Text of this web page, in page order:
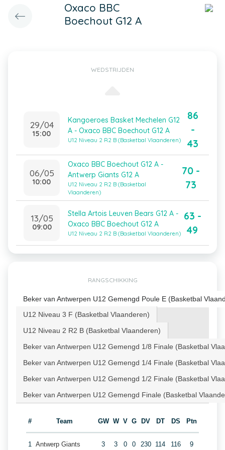
Oxaco BBC
Boechout G12 A
WEDSTRIJDEN
29/04
15:00
Kangoeroes Basket Mechelen G12
A - Oxaco BBC Boechout G12 A
U12 Niveau 2 R2 B (Basketbal Vlaanderen)
86
-
43
06/05
10:00
Oxaco BBC Boechout G12 A -
Antwerp Giants G12 A
U12 Niveau 2 R2 B (Basketbal
Vlaanderen)
70 -
73
13/05
09:00
Stella Artois Leuven Bears G12 A -
Oxaco BBC Boechout G12 A
U12 Niveau 2 R2 B (Basketbal Vlaanderen)
63 -
49
RANGSCHIKKING
Beker van Antwerpen U12 Gemengd Poule E (Basketbal
U12 Niveau 3 F (Basketbal Vlaanderen)
U12 Niveau 2 R2 B (Basketbal Vlaanderen)
Beker van Antwerpen U12 Gemengd 1/8 Finale (Basketbal
Beker van Antwerpen U12 Gemengd 1/4 Finale (Basketbal
Beker van Antwerpen U12 Gemengd 1/2 Finale (Basketbal
Beker van Antwerpen U12 Gemengd Finale (Basketbal
# Team GW W V G DV DT DS Ptn
1 Antwerp Giants 3 3 0 0 230 114 116 9